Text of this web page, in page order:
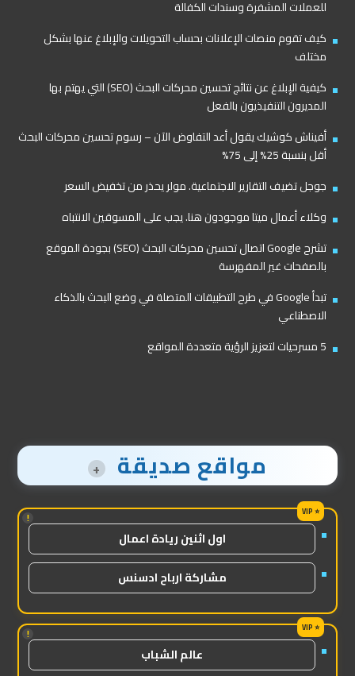
للعملات المشفرة وسندات الكفالة
كيف تقوم منصات الإعلانات بحساب التحويلات والإبلاغ عنها بشكل
مختلف
كيفية الإبلاغ عن نتائج تحسين محركات البحث (SEO) التي يهتم بها
المديرون التنفيذيون بالفعل
أفيناش كوشيك يقول أعد التفاوض الآن – رسوم تحسين محركات البحث
أقل بنسبة 25% إلى 75%
جوجل تضيف التقارير الاجتماعية. مولر يحذر من تخفيض السعر
وكلاء أعمال ميتا موجودون هنا. يجب على المسوقين الانتباه
تشرح Google اتصال تحسين محركات البحث (SEO) بجودة الموقع
بالصفحات غير المفهرسة
تبدأ Google في طرح التطبيقات المتصلة في وضع البحث بالذكاء
الاصطناعي
5 مسرحيات لتعزيز الرؤية متعددة المواقع
مواقع صديقة +
!
اول اثنين ريادة اعمال
مشاركة ارباح ادسنس
!
عالم الشباب